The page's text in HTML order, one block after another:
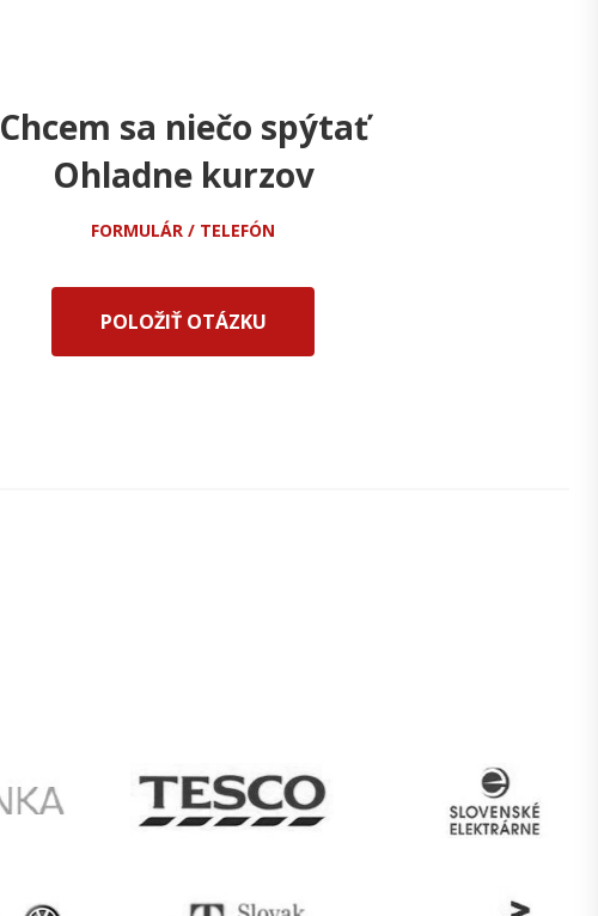
Chcem sa niečo spýtať
Ohladne kurzov
FORMULÁR / TELEFÓN
POLOŽIŤ OTÁZKU